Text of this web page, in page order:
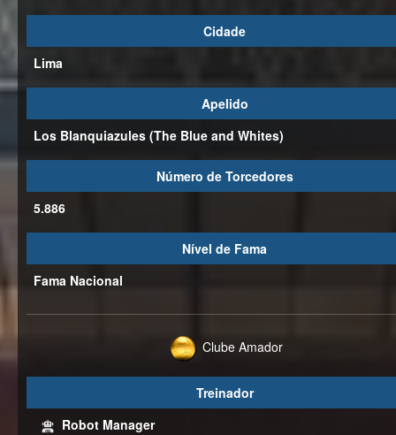
Cidade
Lima
Apelido
Los Blanquiazules (The Blue and Whites)
Número de Torcedores
5.886
Nível de Fama
Fama Nacional
Clube Amador
Treinador
Robot Manager